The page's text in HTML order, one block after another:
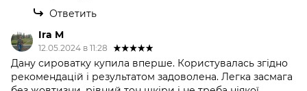
Ответить
Ira M
12.05.2024 в 11:28
Дану сироватку купила вперше. Користувалась згідно
рекомендацій і результатом задоволена. Легка засмага